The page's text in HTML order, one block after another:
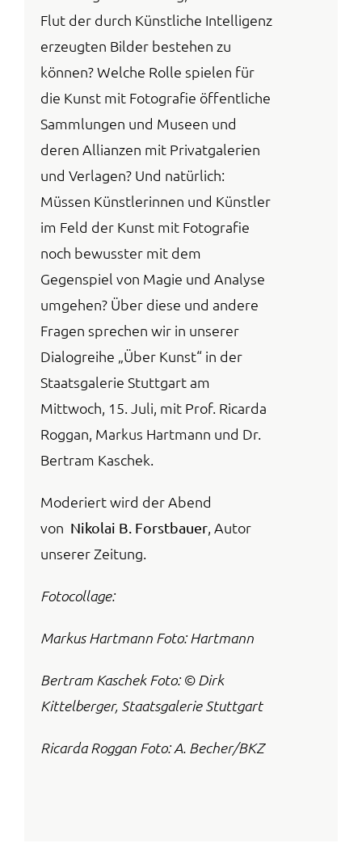
Flut der durch Künstliche Intelligenz
erzeugten Bilder bestehen zu
können? Welche Rolle spielen für
die Kunst mit Fotografie öffentliche
Sammlungen und Museen und
deren Allianzen mit Privatgalerien
und Verlagen? Und natürlich:
Müssen Künstlerinnen und Künstler
im Feld der Kunst mit Fotografie
noch bewusster mit dem
Gegenspiel von Magie und Analyse
umgehen? Über diese und andere
Fragen sprechen wir in unserer
Dialogreihe „Über Kunst“ in der
Staatsgalerie Stuttgart am
Mittwoch, 15. Juli, mit Prof. Ricarda
Roggan, Markus Hartmann und Dr.
Bertram Kaschek.
Moderiert wird der Abend
von Nikolai B. Forstbauer, Autor
unserer Zeitung.
Fotocollage:
Markus Hartmann Foto: Hartmann
Bertram Kaschek Foto: © Dirk
Kittelberger, Staatsgalerie Stuttgart
Ricarda Roggan Foto: A. Becher/BKZ